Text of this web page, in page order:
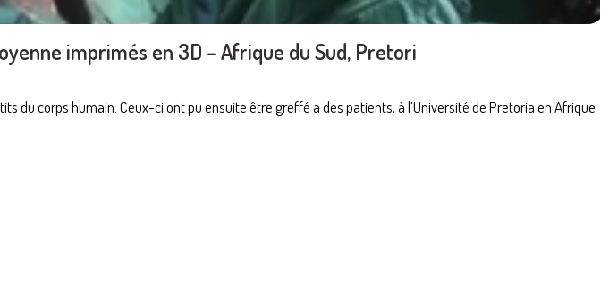
imprimés en 3D – Afrique du Sud, Pretori
du corps humain. Ceux-ci ont pu ensuite être greffé a des patients, à l’Université de Pretoria en Afrique